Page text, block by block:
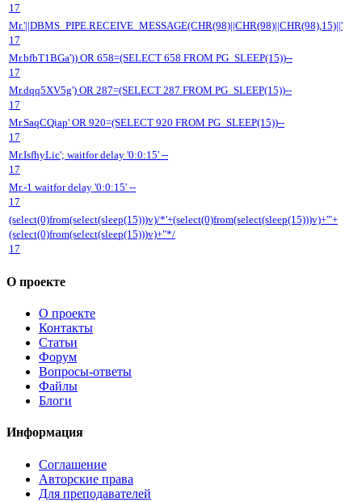
17
Mr.'||DBMS_PIPE.RECEIVE_MESSAGE(CHR(98)||CHR(98)||CHR(98),15)||'
17
Mr.bfbT1BGa')) OR 658=(SELECT 658 FROM PG_SLEEP(15))--
17
Mr.dqq5XV5g') OR 287=(SELECT 287 FROM PG_SLEEP(15))--
17
Mr.SaqCQiap' OR 920=(SELECT 920 FROM PG_SLEEP(15))--
17
Mr.IsfhyLic'; waitfor delay '0:0:15' --
17
Mr.-1 waitfor delay '0:0:15' --
17
(select(0)from(select(sleep(15)))v)/*'+(select(0)from(select(sleep(15)))v)+'"+
(select(0)from(select(sleep(15)))v)+"*/
17
О проекте
О проекте
Контакты
Статьи
Форум
Вопросы-ответы
Файлы
Блоги
Информация
Соглашение
Авторские права
Для преподавателей